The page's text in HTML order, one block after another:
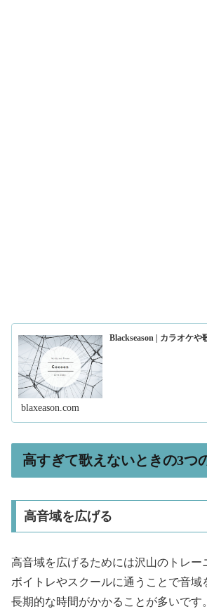
Blackseason | カラオケ
blaxeason.com
高すぎて歌えないときの3つ
高音域を広げる
高音域を広げるためには沢山のトレー
ボイトレやスクールに通うことで音域
長期的な時間がかかることが多いです。